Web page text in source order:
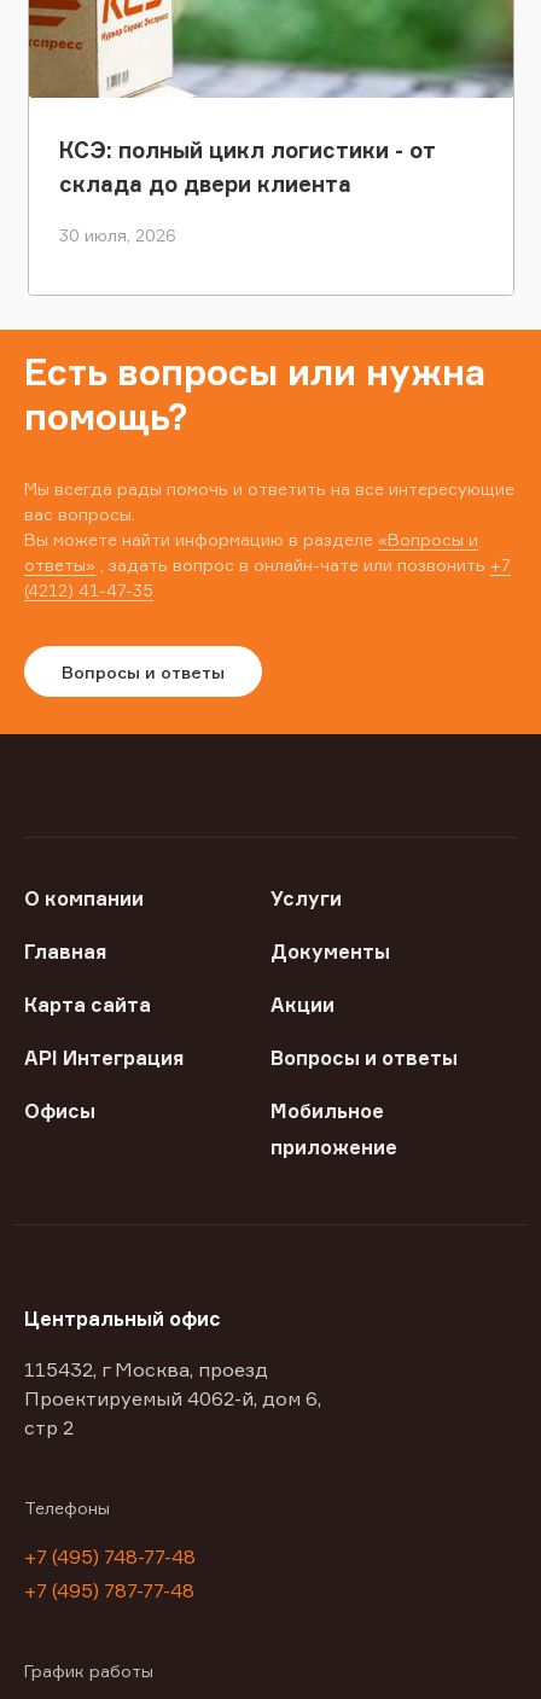
КСЭ: полный цикл логистики - от
склада до двери клиента
30 июля, 2026
Есть вопросы или нужна
помощь?
Мы всегда рады помочь и ответить на все интересующие
вас вопросы.
Вы можете найти информацию в разделе «Вопросы и
ответы» , задать вопрос в онлайн-чате или позвонить +7
(4212) 41-47-35
Вопросы и ответы
О компании Услуги
Главная Документы
Карта сайта Акции
API Интеграция Вопросы и ответы
Офисы
Мобильное
приложение
Центральный офис
115432, г Москва, проезд
Проектируемый 4062-й, дом 6,
стр 2
Телефоны
+7 (495) 748-77-48
+7 (495) 787-77-48
График работы